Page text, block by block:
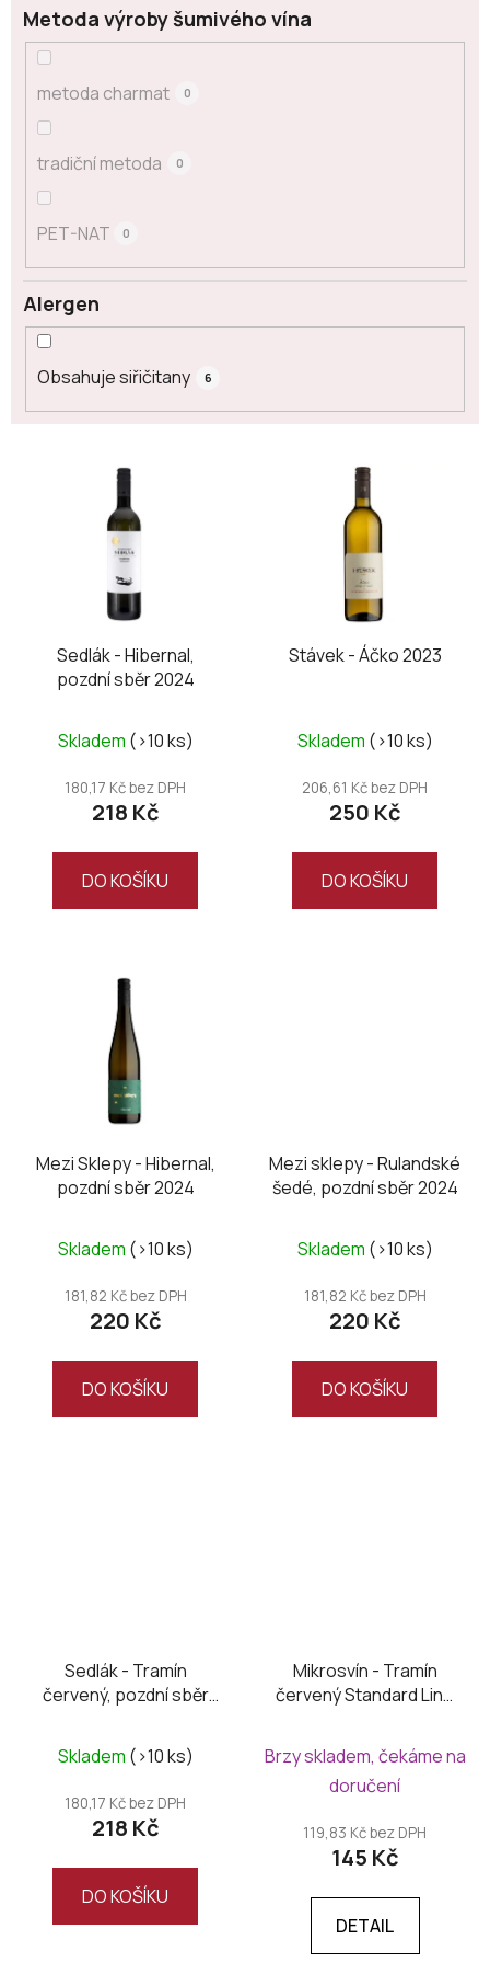
Metoda výroby šumivého vína
metoda charmat 0
tradiční metoda 0
PET-NAT 0
Alergen
Obsahuje siřičitany 6
Sedlák - Hibernal,
pozdní sběr 2024
Skladem (>10 ks)
180,17 Kč bez DPH
218 Kč
DO KOŠÍKU
Stávek - Áčko 2023
Skladem (>10 ks)
206,61 Kč bez DPH
250 Kč
DO KOŠÍKU
Mezi Sklepy - Hibernal,
pozdní sběr 2024
Skladem (>10 ks)
181,82 Kč bez DPH
220 Kč
DO KOŠÍKU
Mezi sklepy - Rulandské
šedé, pozdní sběr 2024
Skladem (>10 ks)
181,82 Kč bez DPH
220 Kč
DO KOŠÍKU
Sedlák - Tramín
červený, pozdní sběr
Skladem (>10 ks)
180,17 Kč bez DPH
218 Kč
DO KOŠÍKU
Mikrosvín - Tramín
červený Standard Line
Brzy skladem, čekáme na
doručení
119,83 Kč bez DPH
145 Kč
DETAIL